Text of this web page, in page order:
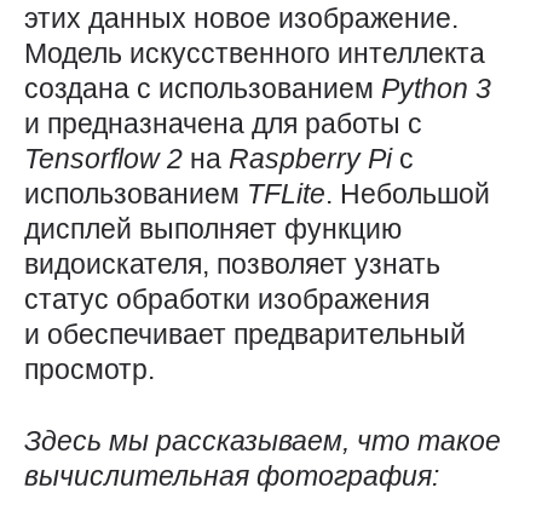
этих данных новое изображение.
Модель искусственного интеллекта
создана с использованием Python 3
и предназначена для работы с
Tensorflow 2 на Raspberry Pi с
использованием TFLite. Небольшой
дисплей выполняет функцию
видоискателя, позволяет узнать
статус обработки изображения
и обеспечивает предварительный
просмотр.
Здесь мы рассказываем, что такое
вычислительная фотография: